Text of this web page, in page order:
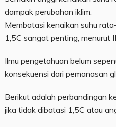
dampak perubahan iklim.
Membatasi kenaikan suhu
1,5C sangat penting, menurut
Ilmu pengetahuan belum
konsekuensi dari pemanasan
Berikut adalah perbandingan
jika tidak dibatasi 1,5C atau